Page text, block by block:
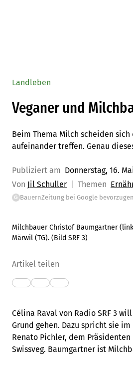
Landleben
Veganer und
Beim Thema Milch scheiden
aufeinander treffen. Genau
Publiziert am Donnerstag, 16.
Von Jil Schuller Themen
G BauernZeitung bei Google bevorzugen
Milchbauer Christof Baumgartner
Märwil (TG). (Bild SRF 3)
Artikel teilen
Célina Raval von Radio SRF 3
Grund gehen. Dazu spricht sie
Renato Pichler, dem
Swissveg. Baumgartner ist